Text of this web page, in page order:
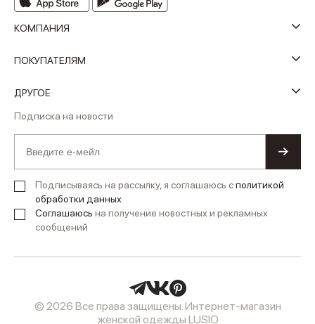
КОМПАНИЯ
ПОКУПАТЕЛЯМ
ДРУГОЕ
Подписка на новости
Подписываясь на рассылку, я соглашаюсь сполитикой
обработки данных
Соглашаюсь на получение новостных и рекламных
сообщений
© 2026 Все права защищены. Интернет-магазин
женской одежды LUSIO